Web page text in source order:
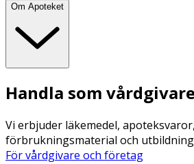
Om Apoteket
Handla som
Vi erbjuder läkemedel, apoteksvaror,
förbrukningsmaterial och
För vårdgivare och företag